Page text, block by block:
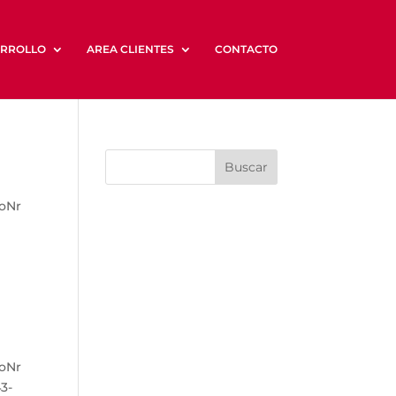
AREA CLIENTES CONTACTO